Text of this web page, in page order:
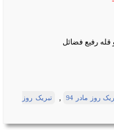
قله رفیع فضائل
روز مادر 94
تبریک روز